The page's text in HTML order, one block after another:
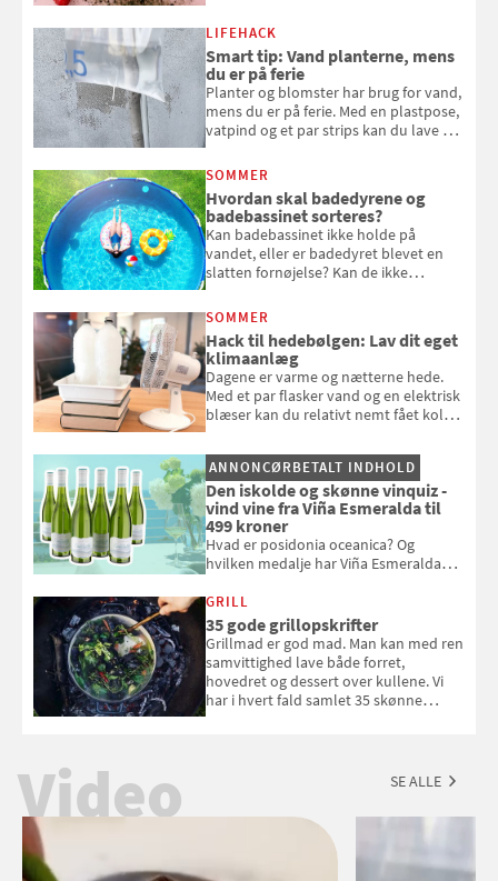
kan bruge dine hindbær i alt fra
bagværk og salater til is og syltning.
LIFEHACK
Smart tip: Vand planterne, mens
du er på ferie
Planter og blomster har brug for vand,
mens du er på ferie. Med en plastpose,
vatpind og et par strips kan du lave dit
at bede naboen om at vande eller
komme hjem til døde planter
SOMMER
Hvordan skal badedyrene og
badebassinet sorteres?
Kan badebassinet ikke holde på
vandet, eller er badedyret blevet en
slatten fornøjelse? Kan de ikke
opmærksom, når du smider
badebassinet eller et badedyr ud
SOMMER
Hack til hedebølgen: Lav dit eget
klimaanlæg
Dagene er varme og nætterne hede.
Med et par flasker vand og en elektrisk
blæser kan du relativt nemt fået koldt
og se, hvordan du gør
ANNONCØRBETALT INDHOLD
Den iskolde og skønne vinquiz -
vind vine fra Viña Esmeralda til
499 kroner
Hvad er posidonia oceanica? Og
hvilken medalje har Viña Esmeralda
med i Samvirkes skønne vinquiz, hvor
du kan vinde 6 flasker vin fra Viña
Esmeralda. Konkurrencen slutter 1.
september 2026.
GRILL
35 gode grillopskrifter
Grillmad er god mad. Man kan med ren
samvittighed lave både forret,
hovedret og dessert over kullene. Vi
har i hvert fald samlet 35 skønne
Video SE ALLE